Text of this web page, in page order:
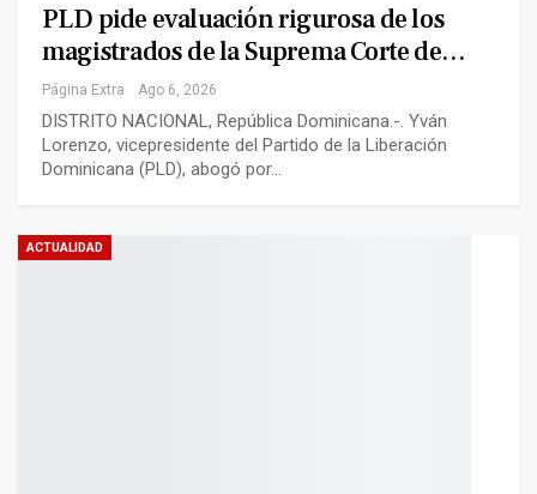
PLD pide evaluación rigurosa de los
magistrados de la Suprema Corte de…
Página Extra Ago 6, 2026
DISTRITO NACIONAL, República Dominicana.-. Yván
Lorenzo, vicepresidente del Partido de la Liberación
Dominicana (PLD), abogó por…
ACTUALIDAD